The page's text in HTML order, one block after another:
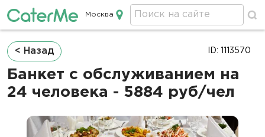
Кейтеринг в Москве
Москва
Строка
навигации
< Назад
Банкет с обслуживанием на
24 человека - 5884 руб/чел
ID: 1113570